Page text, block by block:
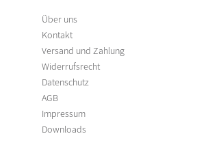
Über uns
Kontakt
Versand und Zahlung
Widerrufsrecht
Datenschutz
AGB
Impressum
Downloads